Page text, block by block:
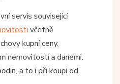
servis související
včetně
kupní ceny.
nemovitostí a daněmi.
a to i při koupi od